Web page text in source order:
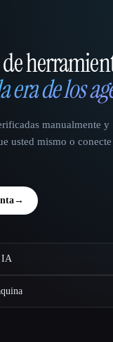
era de los
manualmente y
usted mismo o conecte
→
IA